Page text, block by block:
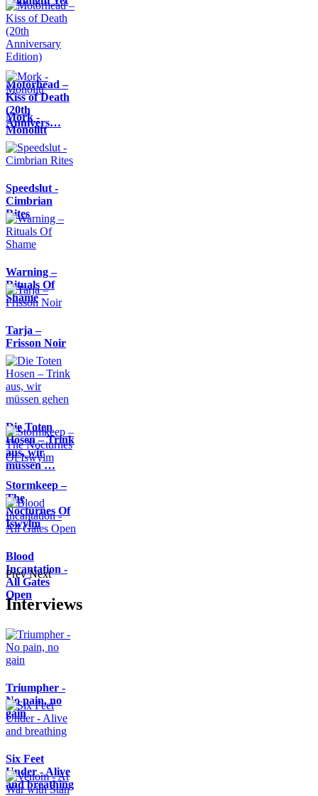
Motörhead –
Kiss of Death
(20th
Annivers…
Mork -
Monolitt
Speedslut -
Cimbrian
Rites
Warning –
Rituals Of
Shame
Tarja –
Frisson Noir
Die Toten
Hosen – Trink
aus, wir
müssen …
Stormkeep –
The
Nocturnes Of
Iswylm
Blood
Incantation -
All Gates
Open
Prev Next
Interviews
Triumpher -
No pain, no
gain
Six Feet
Under - Alive
and breathing